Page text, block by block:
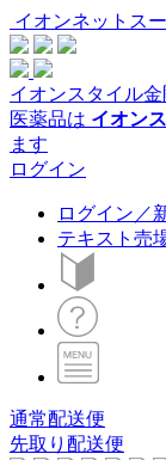
イオンネットス
イオンスタイル金
医薬品は イオン
ます
ログイン
ログイン／
テキスト売
通常配送便
先取り配送便